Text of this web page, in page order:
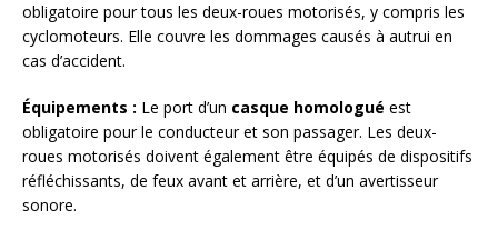
obligatoire pour tous les deux-roues motorisés, y compris les
cyclomoteurs. Elle couvre les dommages causés à autrui en
cas d’accident.
Équipements : Le port d’un casque homologué est
obligatoire pour le conducteur et son passager. Les deux-
roues motorisés doivent également être équipés de dispositifs
réfléchissants, de feux avant et arrière, et d’un avertisseur
sonore.